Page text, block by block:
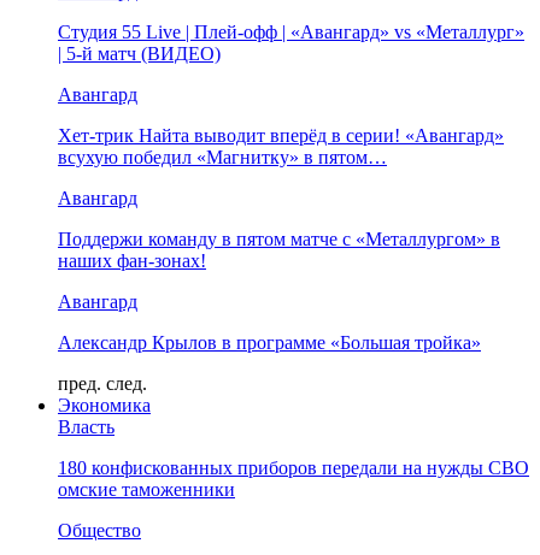
Студия 55 Live | Плей-офф | «Авангард» vs «Металлург»
| 5-й матч (ВИДЕО)
Авангард
Хет-трик Найта выводит вперёд в серии! «Авангард»
всухую победил «Магнитку» в пятом…
Авангард
Поддержи команду в пятом матче с «Металлургом» в
наших фан-зонах!
Авангард
Александр Крылов в программе «Большая тройка»
пред. след.
Экономика
Власть
180 конфискованных приборов передали на нужды СВО
омские таможенники
Общество